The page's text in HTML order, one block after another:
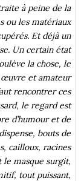
à peine de la
ou les matériaux
Et déjà un
Un certain état
la chose, le
œuvre et amateur
rencontrer ces
le regard est
d’humour et de
bouts de
cailloux, racines
le masque surgit,
tout puissant,